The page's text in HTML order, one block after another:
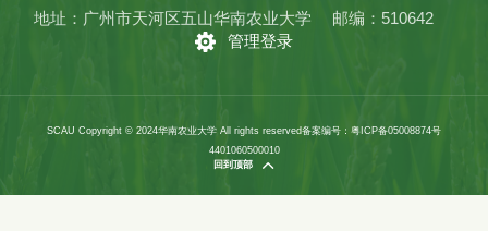
地址：广州市天河区五山华南农业大学
邮编：510642
管理登录
SCAU Copyright © 2024华南农业大学 All rights reserved备案编号：粤ICP备05008874号
4401060500010
回到顶部